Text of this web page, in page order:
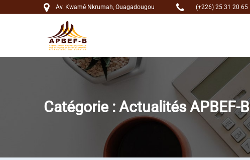
Av. Kwamé Nkrumah, Ouagadougou (+226) 25 31 20 65
Catégorie : Actualités APBEF-B